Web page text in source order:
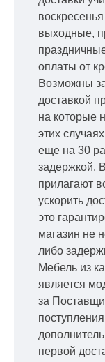
выходные,
оплаты от
Возможны
доставкой
на которые
этих
еще на 30
задержкой.
прилагают
ускорить
это
магазин не
либо
Мебель из
является
за
первой